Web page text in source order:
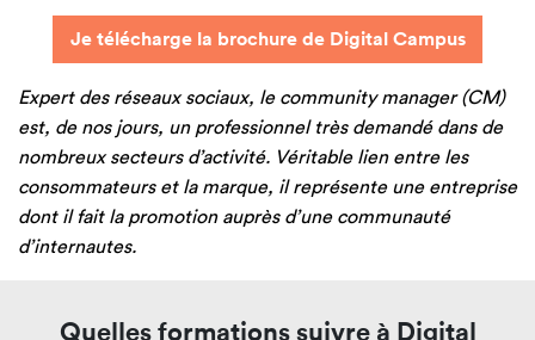
Je télécharge la brochure de Digital Campus
Expert des réseaux sociaux, le community manager (CM)
est, de nos jours, un professionnel très demandé dans de
nombreux secteurs d’activité. Véritable lien entre les
consommateurs et la marque, il représente une entreprise
dont il fait la promotion auprès d’une communauté
d’internautes.
Quelles formations suivre à Digital